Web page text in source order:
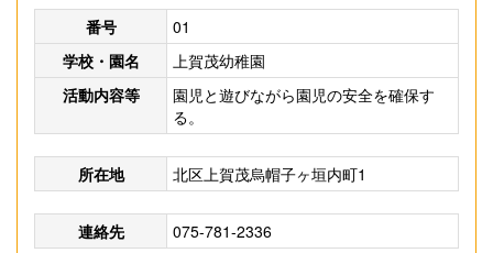
番号
01
学校・園名
上賀茂幼稚園
活動内容等
園児と遊びながら園児の安全を確保す
る。
所在地 北区上賀茂烏帽子ヶ垣内町1
連絡先 075-781-2336